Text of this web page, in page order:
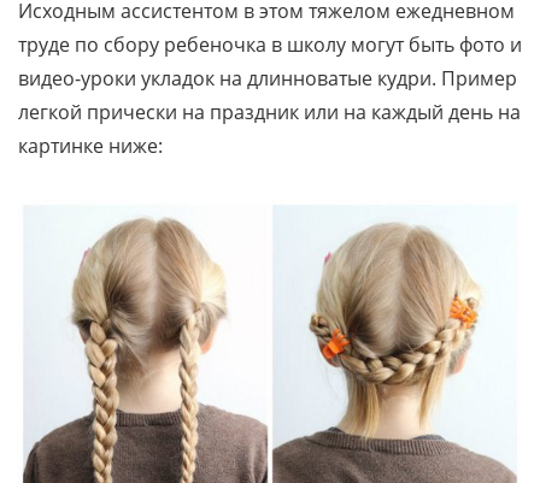
Исходным ассистентом в этом тяжелом ежедневном
труде по сбору ребеночка в школу могут быть фото и
видео-уроки укладок на длинноватые кудри. Пример
легкой прически на праздник или на каждый день на
картинке ниже: